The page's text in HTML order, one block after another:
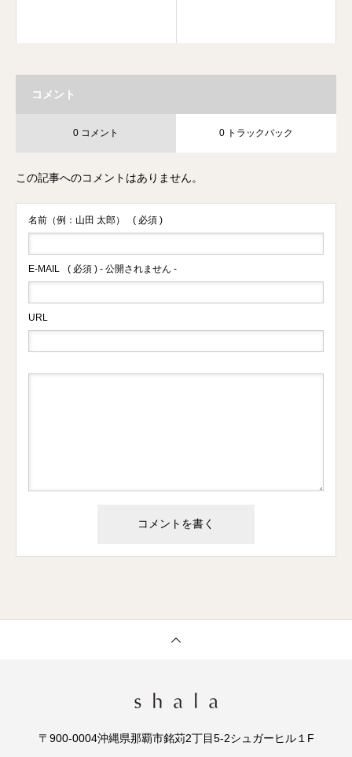
コメント
0 コメント 0 トラックバック
この記事へのコメントはありません。
名前（例：山田 太郎） ( 必須 )
E-MAIL ( 必須 ) - 公開されません -
URL
〒900-0004沖縄県那覇市銘苅2丁目5-2シュガーヒル１F